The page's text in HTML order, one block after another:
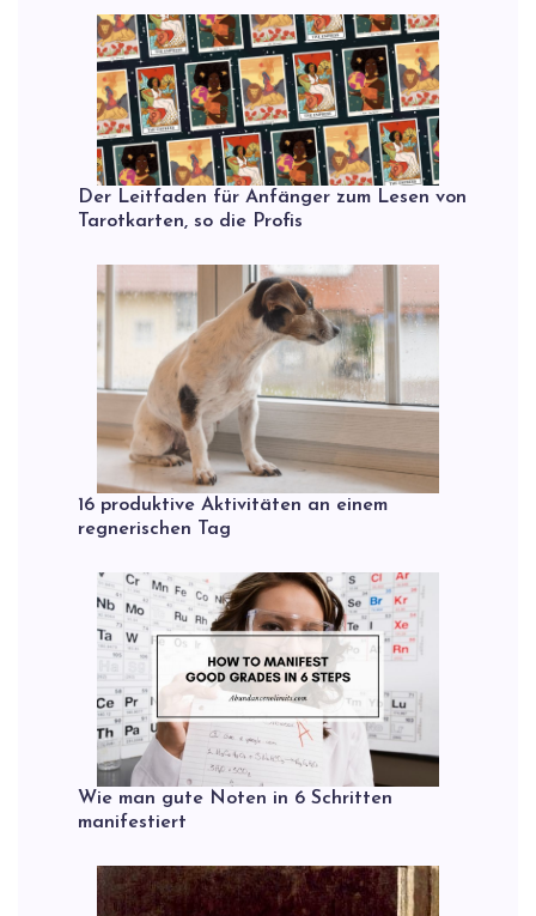
Der Leitfaden für Anfänger zum Lesen von
Tarotkarten, so die Profis
16 produktive Aktivitäten an einem
regnerischen Tag
Wie man gute Noten in 6 Schritten
manifestiert